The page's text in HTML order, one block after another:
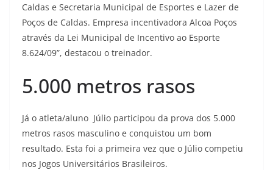
Caldas e Secretaria Municipal de Esportes e Lazer de
Poços de Caldas. Empresa incentivadora Alcoa Poços
através da Lei Municipal de Incentivo ao Esporte
8.624/09”, destacou o treinador.
5.000 metros rasos
Já o atleta/aluno Júlio participou da prova dos 5.000
metros rasos masculino e conquistou um bom
resultado. Esta foi a primeira vez que o Júlio competiu
nos Jogos Universitários Brasileiros.